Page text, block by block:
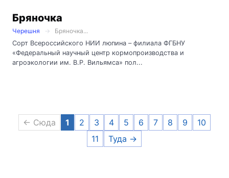
Бряночка
Черешня
Бряночка...
Сорт Всероссийского НИИ люпина – филиала ФГБНУ
«Федеральный научный центр кормопроизводства и
агроэкологии им. В.Р. Вильямса» пол...
← Сюда 1 2 3 4 5 6 7 8 9
10
11
Туда →